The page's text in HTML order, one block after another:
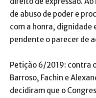
de abuso de poder e
com a honra, dignidade
pendente o parecer de
Petição 6/2019: contra
Barroso, Fachin e
decidiram que o